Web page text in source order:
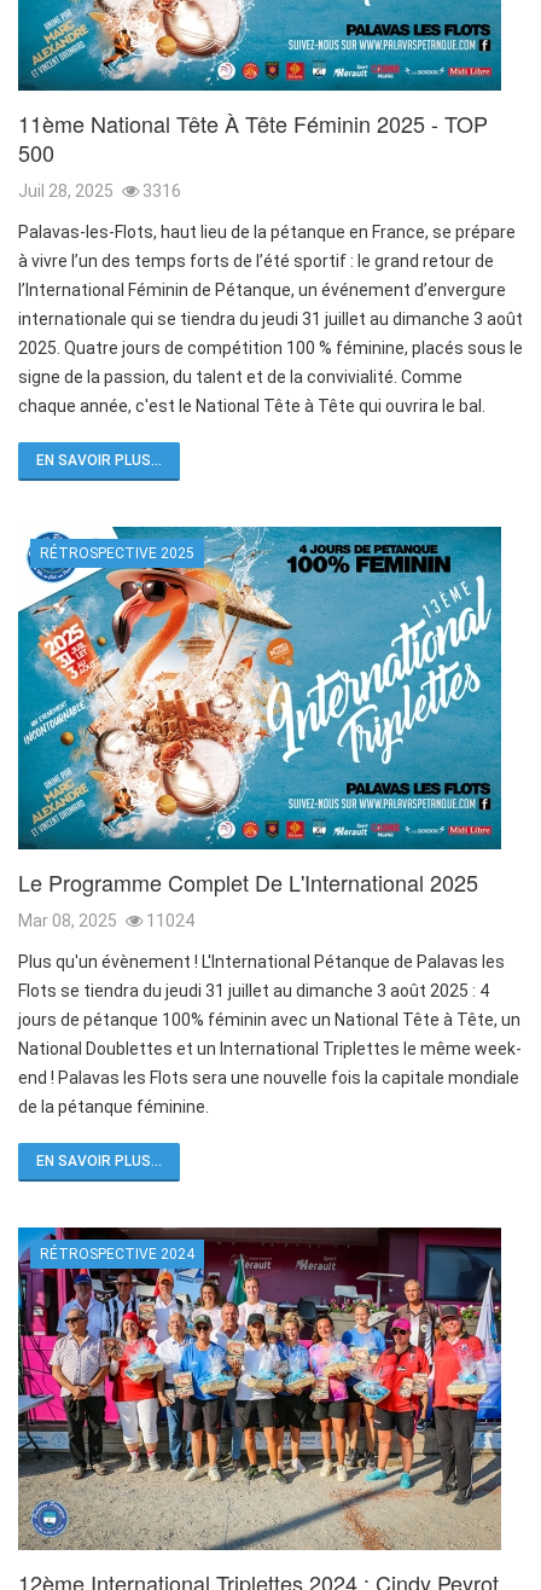
11ème National Tête À Tête Féminin 2025 - TOP
500
Juil 28, 2025 3316
Palavas-les-Flots, haut lieu de la pétanque en France, se prépare
à vivre l’un des temps forts de l’été sportif : le grand retour de
l’International Féminin de Pétanque, un événement d’envergure
internationale qui se tiendra du jeudi 31 juillet au dimanche 3 août
2025. Quatre jours de compétition 100 % féminine, placés sous le
signe de la passion, du talent et de la convivialité. Comme
chaque année, c'est le National Tête à Tête qui ouvrira le bal.
EN SAVOIR PLUS...
RÉTROSPECTIVE 2025
Le Programme Complet De L'International 2025
Mar 08, 2025 11024
Plus qu'un évènement ! L'International Pétanque de Palavas les
Flots se tiendra du jeudi 31 juillet au dimanche 3 août 2025 : 4
jours de pétanque 100% féminin avec un National Tête à Tête, un
National Doublettes et un International Triplettes le même week-
end ! Palavas les Flots sera une nouvelle fois la capitale mondiale
de la pétanque féminine.
EN SAVOIR PLUS...
RÉTROSPECTIVE 2024
12ème International Triplettes 2024 : Cindy Peyrot,